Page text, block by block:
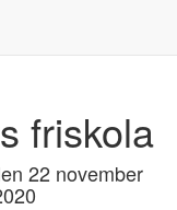
friskola
22 november